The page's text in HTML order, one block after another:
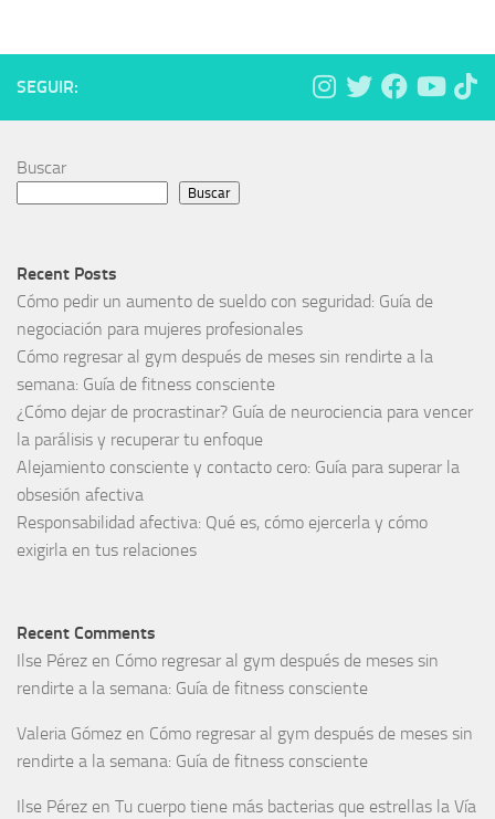
SEGUIR:
Buscar
Buscar
Recent Posts
Cómo pedir un aumento de sueldo con seguridad: Guía de
negociación para mujeres profesionales
Cómo regresar al gym después de meses sin rendirte a la
semana: Guía de fitness consciente
¿Cómo dejar de procrastinar? Guía de neurociencia para vencer
la parálisis y recuperar tu enfoque
Alejamiento consciente y contacto cero: Guía para superar la
obsesión afectiva
Responsabilidad afectiva: Qué es, cómo ejercerla y cómo
exigirla en tus relaciones
Recent Comments
Ilse Pérez en Cómo regresar al gym después de meses sin
rendirte a la semana: Guía de fitness consciente
Valeria Gómez en Cómo regresar al gym después de meses sin
rendirte a la semana: Guía de fitness consciente
Ilse Pérez en Tu cuerpo tiene más bacterias que estrellas la Vía